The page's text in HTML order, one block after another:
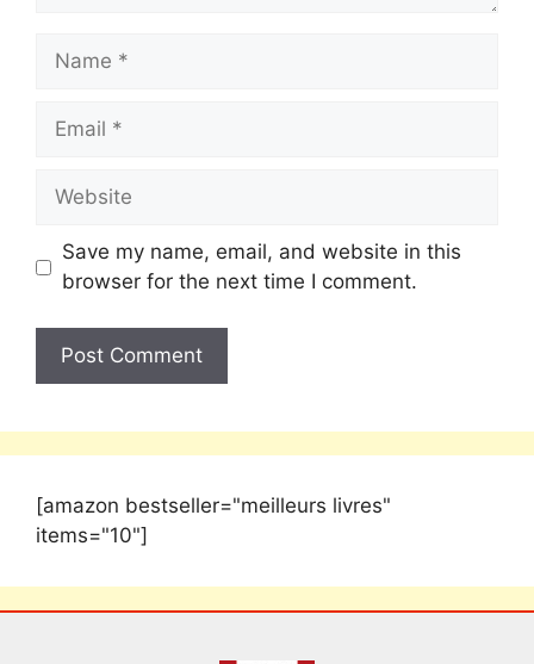
Save my name, email, and website in this
browser for the next time I comment.
[amazon bestseller="meilleurs livres"
items="10"]